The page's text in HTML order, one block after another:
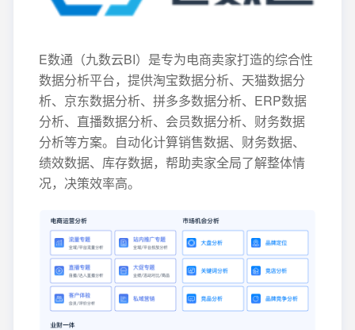
E数通（九数云BI）是专为电商卖家打造的综合性
数据分析平台，提供淘宝数据分析、天猫数据分
析、京东数据分析、拼多多数据分析、ERP数据
分析、直播数据分析、会员数据分析、财务数据
分析等方案。自动化计算销售数据、财务数据、
绩效数据、库存数据，帮助卖家全局了解整体情
况，决策效率高。